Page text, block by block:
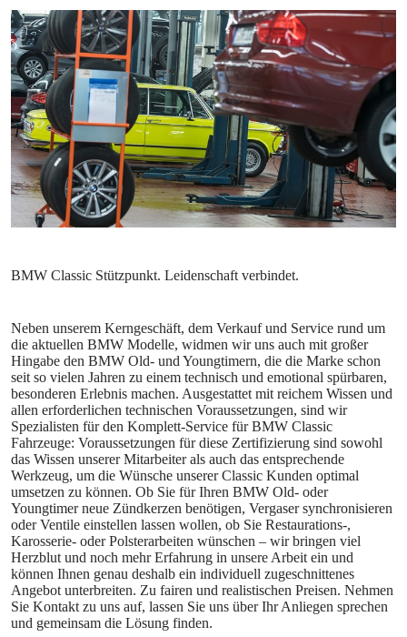
Neben unserem Kerngeschäft, dem Verkauf und Service rund um
die aktuellen BMW Modelle, widmen wir uns auch mit großer
Hingabe den BMW Old- und Youngtimern, die die Marke schon
seit so vielen Jahren zu einem technisch und emotional spürbaren,
besonderen Erlebnis machen. Ausgestattet mit reichem Wissen und
allen erforderlichen technischen Voraussetzungen, sind wir
Spezialisten für den Komplett-Service für BMW Classic
Fahrzeuge: Voraussetzungen für diese Zertifizierung sind sowohl
das Wissen unserer Mitarbeiter als auch das entsprechende
Werkzeug, um die Wünsche unserer Classic Kunden optimal
umsetzen zu können. Ob Sie für Ihren BMW Old- oder
Youngtimer neue Zündkerzen benötigen, Vergaser synchronisieren
oder Ventile einstellen lassen wollen, ob Sie Restaurations-,
Karosserie- oder Polsterarbeiten wünschen – wir bringen viel
Herzblut und noch mehr Erfahrung in unsere Arbeit ein und
können Ihnen genau deshalb ein individuell zugeschnittenes
Angebot unterbreiten. Zu fairen und realistischen Preisen. Nehmen
Sie Kontakt zu uns auf, lassen Sie uns über Ihr Anliegen sprechen
und gemeinsam die Lösung finden.